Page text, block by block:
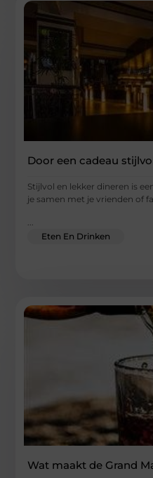
Door een cadeau
Stijlvol en lekker dineren is
je samen met je vrienden of
Eten En Drinken
Wat maakt de Grand